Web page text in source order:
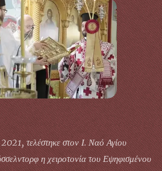
τελέστηκε στον Ι. Ναό Αγίου
η χειροτονία του Εψηφισμένου